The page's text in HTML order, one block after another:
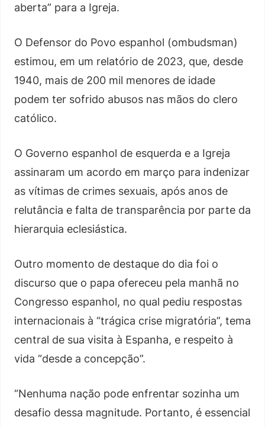
aberta” para a Igreja.
O Defensor do Povo espanhol (ombudsman)
estimou, em um relatório de 2023, que, desde
1940, mais de 200 mil menores de idade
podem ter sofrido abusos nas mãos do clero
católico.
O Governo espanhol de esquerda e a Igreja
assinaram um acordo em março para indenizar
as vítimas de crimes sexuais, após anos de
relutância e falta de transparência por parte da
hierarquia eclesiástica.
Outro momento de destaque do dia foi o
discurso que o papa ofereceu pela manhã no
Congresso espanhol, no qual pediu respostas
internacionais à “trágica crise migratória”, tema
central de sua visita à Espanha, e respeito à
vida “desde a concepção”.
“Nenhuma nação pode enfrentar sozinha um
desafio dessa magnitude. Portanto, é essencial